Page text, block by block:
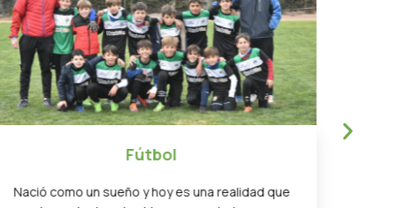
Futsal
El deporte con más federados en la provincia